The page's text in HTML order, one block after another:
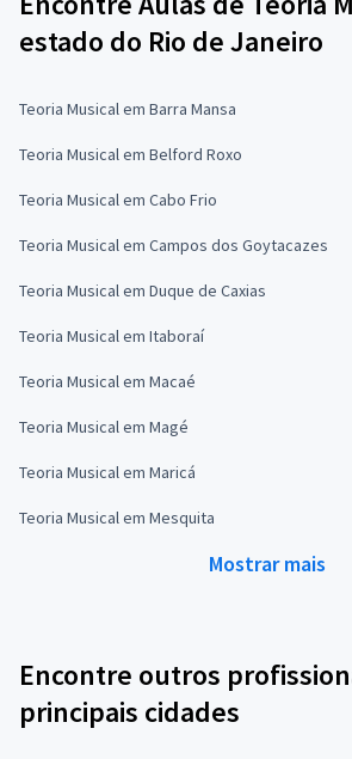
estado do Rio de Janeiro
Teoria Musical em Barra Mansa
Teoria Musical em Belford Roxo
Teoria Musical em Cabo Frio
Teoria Musical em Campos dos Goytacazes
Teoria Musical em Duque de Caxias
Teoria Musical em Itaboraí
Teoria Musical em Macaé
Teoria Musical em Magé
Teoria Musical em Maricá
Teoria Musical em Mesquita
Mostrar mais
Encontre outros
principais cidades